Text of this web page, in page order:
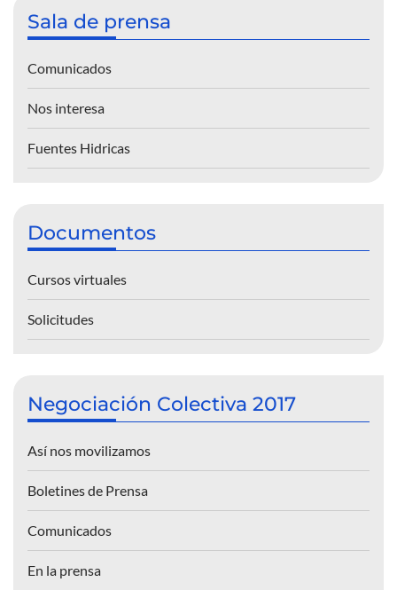
Sala de prensa
Comunicados
Nos interesa
Fuentes Hidricas
Documentos
Cursos virtuales
Solicitudes
Negociación Colectiva 2017
Así nos movilizamos
Boletines de Prensa
Comunicados
En la prensa